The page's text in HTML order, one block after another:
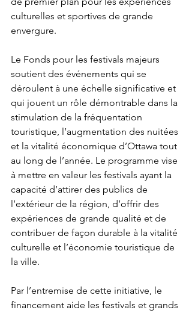
culturelles et sportives de grande
envergure.
Le Fonds pour les festivals majeurs
soutient des événements qui se
déroulent à une échelle significative et
qui jouent un rôle démontrable dans la
stimulation de la fréquentation
touristique, l’augmentation des nuitées
et la vitalité économique d’Ottawa tout
au long de l’année. Le programme vise
à mettre en valeur les festivals ayant la
capacité d’attirer des publics de
l’extérieur de la région, d’offrir des
expériences de grande qualité et de
contribuer de façon durable à la vitalité
culturelle et l’économie touristique de
la ville.
Par l’entremise de cette initiative, le
financement aide les festivals et grands